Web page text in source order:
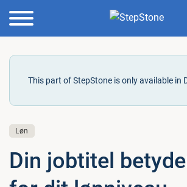
This part of StepStone is only available in
Løn
Din jobtitel